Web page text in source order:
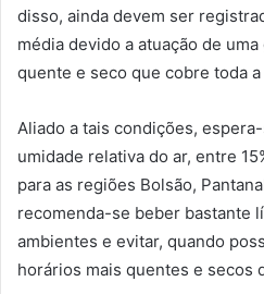
disso, ainda devem ser
média devido a atuação de
quente e seco que cobre toda
Aliado a tais condições,
umidade relativa do ar, entre
para as regiões Bolsão,
recomenda-se beber bastante
ambientes e evitar, quando
horários mais quentes e secos